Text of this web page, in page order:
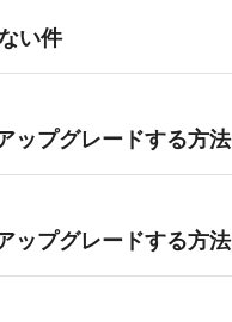
い件
プグレードする方法
プグレードする方法